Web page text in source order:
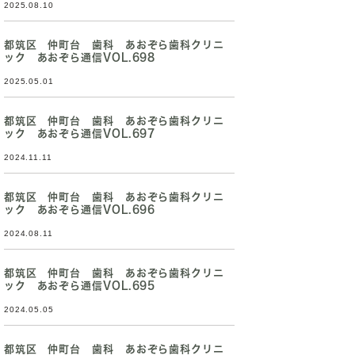
2025.08.10
都筑区 仲町台 歯科 あおぞら歯科クリニ
ック あおぞら通信VOL.698
2025.05.01
都筑区 仲町台 歯科 あおぞら歯科クリニ
ック あおぞら通信VOL.697
2024.11.11
都筑区 仲町台 歯科 あおぞら歯科クリニ
ック あおぞら通信VOL.696
2024.08.11
都筑区 仲町台 歯科 あおぞら歯科クリニ
ック あおぞら通信VOL.695
2024.05.05
都筑区 仲町台 歯科 あおぞら歯科クリニ